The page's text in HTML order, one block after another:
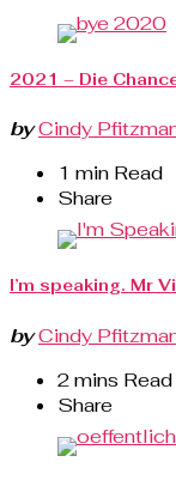
2021 – Die
byCindy
1 min Read
Share
I’m speaking. Mr
byCindy
2 mins Read
Share